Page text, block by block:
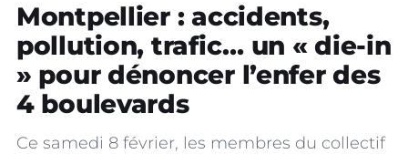
Montpellier : accidents,
pollution, trafic… un « die-in
» pour dénoncer l’enfer des
4 boulevards
Ce samedi 8 février, les membres du collectif